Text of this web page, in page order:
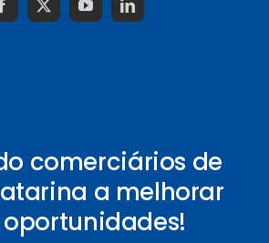
comerciários de
a melhorar
oportunidades!